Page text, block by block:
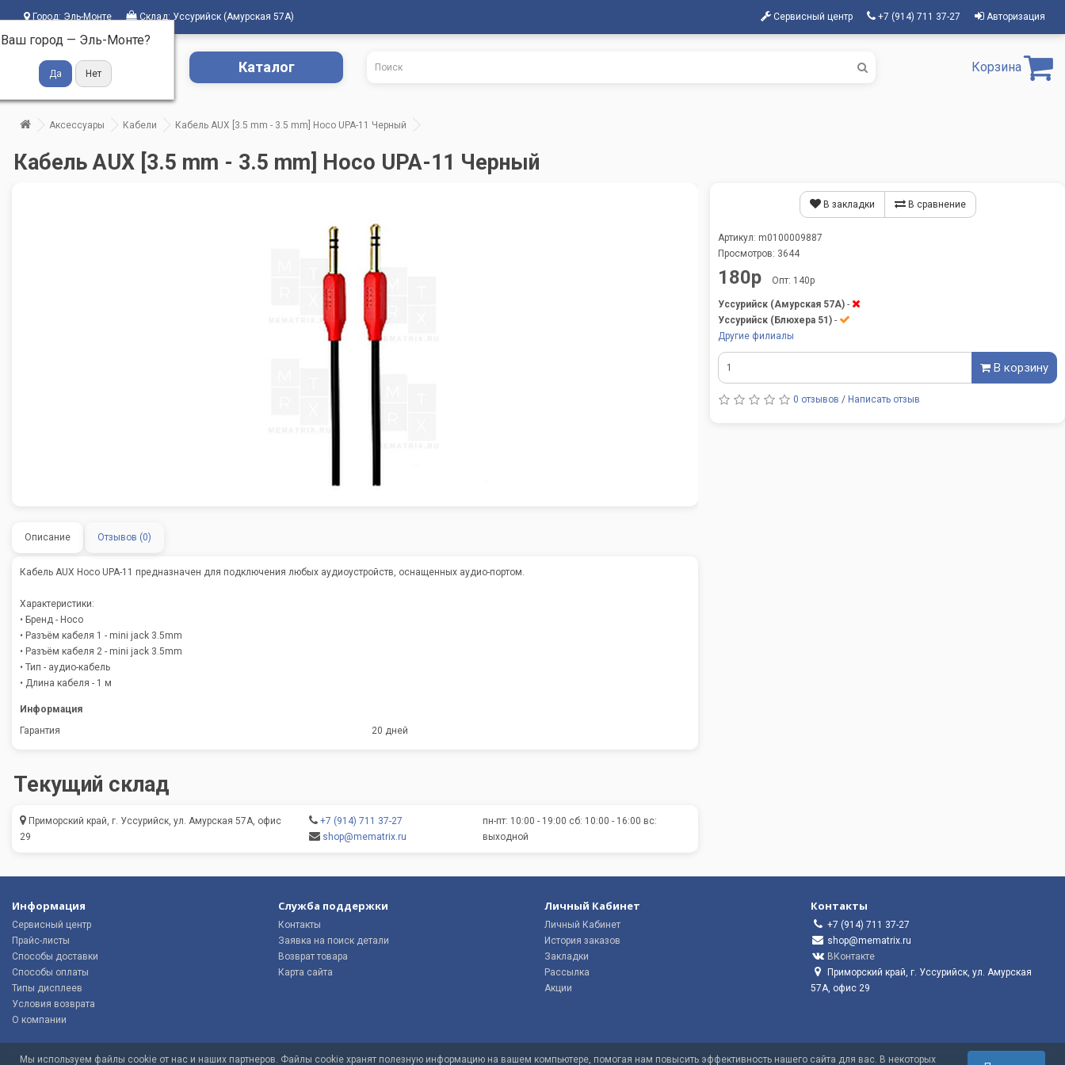
Город: Эль-Монте
Ваш город — Эль-Монте?
Склад: Уссурийск (Амурская 57А) Сервисный центр +7 (914) 711 37-27 Авторизация
Каталог Корзина
Аксессуары Кабели Кабель AUX [3.5 mm - 3.5 mm] Hoco UPA-11 Черный
Кабель AUX [3.5 mm - 3.5 mm] Hoco UPA-11 Черный
Описание Отзывов (0)
Кабель AUX Hoco UPA-11 предназначен для подключения любых аудиоустройств, оснащенных аудио-портом.
Характеристики:
• Бренд - Hoco
• Разъём кабеля 1 - mini jack 3.5mm
• Разъём кабеля 2 - mini jack 3.5mm
• Тип - аудио-кабель
• Длина кабеля - 1 м
Информация
Гарантия
20 дней
Текущий склад
Приморский край, г. Уссурийск, ул. Амурская 57А, офис
29
+7 (914) 711 37-27
shop@mematrix.ru
пн-пт: 10:00 - 19:00 сб: 10:00 - 16:00 вс:
выходной
В закладки В сравнение
Артикул: m0100009887
Просмотров: 3644
180р Опт: 140р
Уссурийск (Амурская 57А) -
Уссурийск (Блюхера 51) -
Другие филиалы
В корзину
0 отзывов / Написать отзыв
Информация
Сервисный центр
Прайс-листы
Способы доставки
Способы оплаты
Типы дисплеев
Условия возврата
О компании
Служба поддержки
Контакты
Заявка на поиск детали
Возврат товара
Карта сайта
Личный Кабинет
Личный Кабинет
История заказов
Закладки
Рассылка
Акции
Контакты
+7 (914) 711 37-27
shop@mematrix.ru
ВКонтакте
Приморский край, г. Уссурийск, ул. Амурская
57А, офис 29
Мы используем файлы cookie от нас и наших партнеров. Файлы cookie хранят полезную информацию на вашем компьютере, помогая нам повысить эффективность нашего сайта для вас. В некоторых